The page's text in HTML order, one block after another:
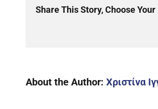
Share This Story, Choose
About the Author: Χριστίνα